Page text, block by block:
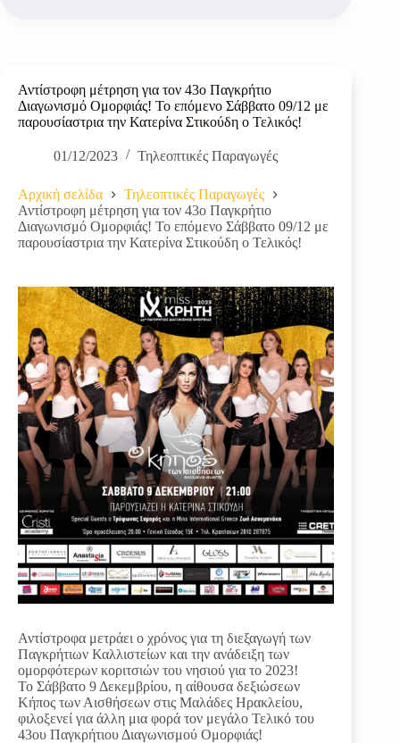
Αντίστροφη μέτρηση για τον 43ο Παγκρήτιο
Διαγωνισμό Ομορφιάς! Το επόμενο Σάββατο 09/12 με
παρουσίαστρια την Κατερίνα Στικούδη ο Τελικός!
01/12/2023 Τηλεοπτικές Παραγωγές
Αρχική σελίδα
Τηλεοπτικές Παραγωγές
Αντίστροφη μέτρηση για τον 43ο Παγκρήτιο
Διαγωνισμό Ομορφιάς! Το επόμενο Σάββατο 09/12 με
παρουσίαστρια την Κατερίνα Στικούδη ο Τελικός!
Αντίστροφα μετράει ο χρόνος για τη διεξαγωγή των
Παγκρήτιων Καλλιστείων και την ανάδειξη των
ομορφότερων κοριτσιών του νησιού για το 2023!
Το Σάββατο 9 Δεκεμβρίου, η αίθουσα δεξιώσεων
Κήπος των Αισθήσεων στις Μαλάδες Ηρακλείου,
φιλοξενεί για άλλη μια φορά τον μεγάλο Τελικό του
43ου Παγκρήτιου Διαγωνισμού Ομορφιάς!